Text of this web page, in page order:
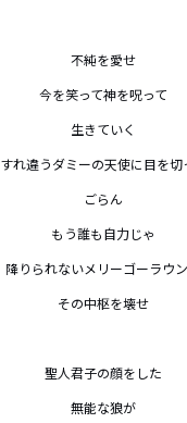
不純を愛せ
今を笑って神を呪って
生きていく
すれ違うダミーの天使に目を切
ごらん
もう誰も自力じゃ
降りられないメリーゴーラウ
その中枢を壊せ
聖人君子の顔をした
無能な狼が